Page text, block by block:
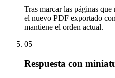
Tras marcar las páginas
el nuevo PDF exportado
mantiene el orden actual.
05
Respuesta con